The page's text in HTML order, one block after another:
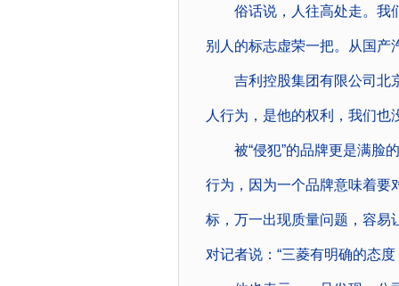
俗话说，人往高处走。我们
别人的标志虚荣一把。从国产
吉利控股集团有限公司北京
人行为，是他的权利，我们也
被“侵犯”的品牌更是满脸的
行为，因为一个品牌意味着要
标，万一出现质量问题，容易
对记者说：“三菱有明确的态